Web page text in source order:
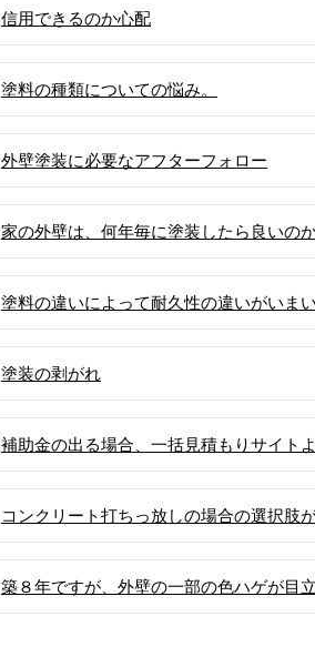
信用できるのか心配
塗料の種類についての悩み。
外壁塗装に必要なアフターフォロー
家の外壁は、何年毎に塗装したら良いの
塗料の違いによって耐久性の違いがいま
塗装の剥がれ
補助金の出る場合、一括見積もりサイト
コンクリート打ちっ放しの場合の選択肢
築８年ですが、外壁の一部の色ハゲが目